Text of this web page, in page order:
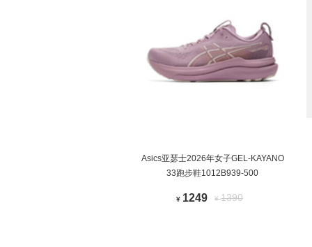
Asics亚瑟士2026年女子GEL-KAYANO
33跑步鞋1012B939-500
¥ 1249 ¥1390